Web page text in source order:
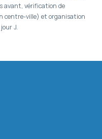
avant, vérification de
centre-ville) et organisation
J.